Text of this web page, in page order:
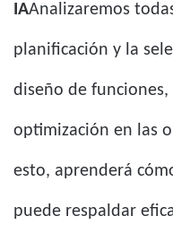
IAAnalizaremos
planificación y la
diseño de
optimización en las
esto, aprenderá
puede respaldar